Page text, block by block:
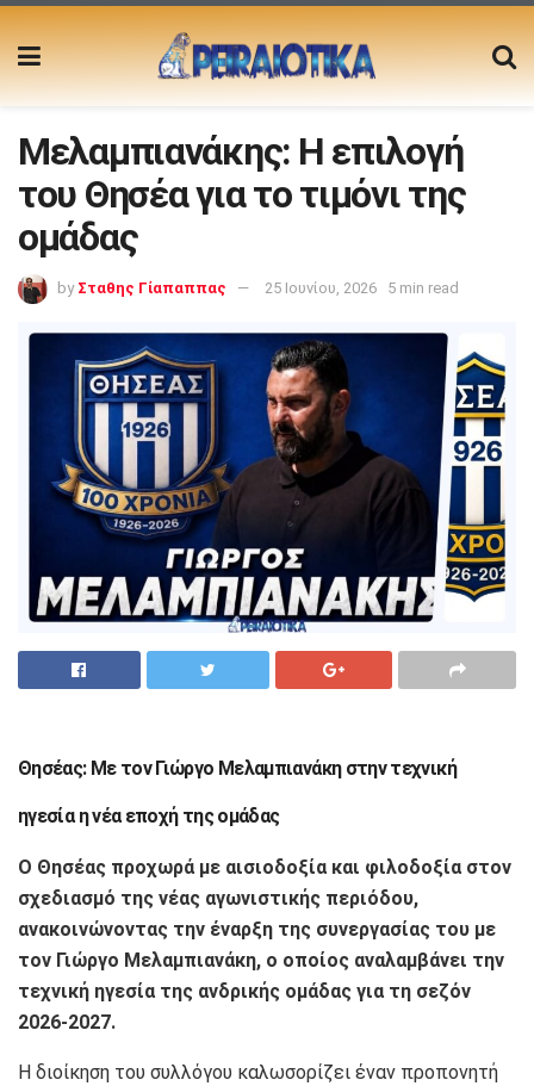
Μελαμπιανάκης: Η επιλογή
του Θησέα για το τιμόνι της
ομάδας
by Σταθης Γίαπαππας 25 Ιουνίου, 2026 5 min read
Θησέας: Με τον Γιώργο Μελαμπιανάκη στην τεχνική
ηγεσία η νέα εποχή της ομάδας
Ο Θησέας προχωρά με αισιοδοξία και φιλοδοξία στον
σχεδιασμό της νέας αγωνιστικής περιόδου,
ανακοινώνοντας την έναρξη της συνεργασίας του με
τον Γιώργο Μελαμπιανάκη, ο οποίος αναλαμβάνει την
τεχνική ηγεσία της ανδρικής ομάδας για τη σεζόν
2026-2027.
Η διοίκηση του συλλόγου καλωσορίζει έναν προπονητή